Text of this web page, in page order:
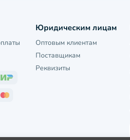
Юридическим лицам
Оптовым клиентам
Поставщикам
Реквизиты